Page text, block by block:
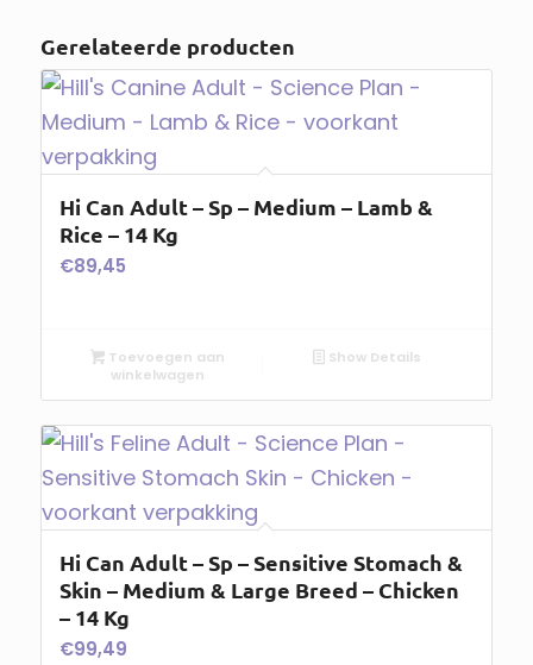
Gerelateerde producten
Hi Can Adult – Sp – Medium – Lamb &
Rice – 14 Kg
€89,45
Toevoegen aan
winkelwagen
Show Details
Hi Can Adult – Sp – Sensitive Stomach &
Skin – Medium & Large Breed – Chicken
– 14 Kg
€99,49